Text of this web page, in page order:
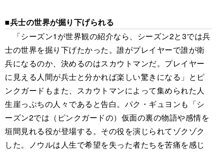
■兵士の世界が掘り下げられる
「シーズン1が世界観の紹介なら、シーズン2と3では兵
士の世界を掘り下げたかった。誰がプレイヤーで誰が衛
兵になるのか、決めるのはスカウトマンだ。プレイヤー
に見える人間が兵士と分かれば楽しい驚きになる」とピ
ンクガードもまた、スカウトマンによって集められた人
生崖っぷちの人々であると告白。パク・ギュヨンも「シ
ーズン2では（ピンクガードの）仮面の裏の物語や感情を
垣間見れる役が登場する。その役を演じられてゾクゾク
した。ノウルは人生で希望を失った者たちを苦痛を感じ